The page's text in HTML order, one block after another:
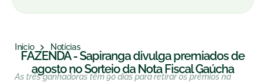
Início Notícias
FAZENDA - Sapiranga divulga premiados de
agosto no Sorteio da Nota Fiscal Gaúcha
As três ganhadoras têm 90 dias para retirar os prêmios na